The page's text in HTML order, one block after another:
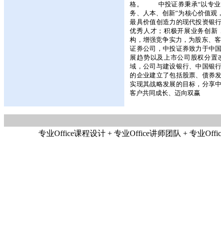
格。 中投证券秉承“以专业
务、人本、创新”为核心价值观
最具价值创造力的现代投资银
优秀人才；积极开展业务创新
构，增强竞争实力，为股东
证券公司，中投证券致力于中
展趋势以及上市公司股权分
域，公司与建设银行、中国银
的企业建立了包括股票、债券
实现其战略发展的目标，分享
客户共同成长、迈向双赢
专业Office课程设计 + 专业Office讲师团队 + 专业